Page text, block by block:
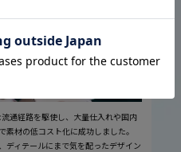
通経路を駆使し、大量仕入れや国内
材の低コスト化に成功しました。
ディテールにまで気を配ったデザイン